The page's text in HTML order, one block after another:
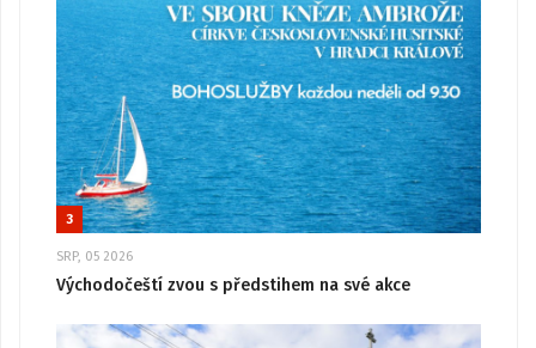
3
SRP, 05 2026
Východočeští zvou s předstihem na své akce